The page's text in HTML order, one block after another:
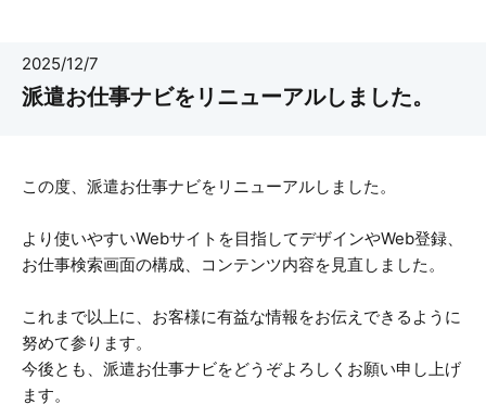
2025/12/7
派遣お仕事ナビをリニューアルしました。
この度、派遣お仕事ナビをリニューアルしました。
より使いやすいWebサイトを目指してデザインやWeb登録、
お仕事検索画面の構成、コンテンツ内容を見直しました。
これまで以上に、お客様に有益な情報をお伝えできるように
努めて参ります。
今後とも、派遣お仕事ナビをどうぞよろしくお願い申し上げ
ます。